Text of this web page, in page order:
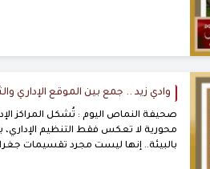
وادي زيد .. جمع بين الموقع الإداري
صحيفة النماص اليوم : تُشكل المراكز
محورية لا تعكس فقط التنظيم الإداري،
بالبيئة.. إنها ليست مجرد تقسيمات